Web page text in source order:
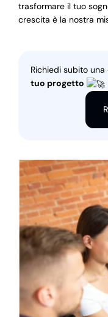
trasformare il tuo
crescita è la nostra
Richiedi subito
tuo progetto